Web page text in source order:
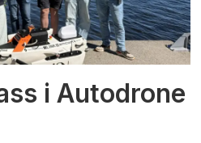
i Autodrone